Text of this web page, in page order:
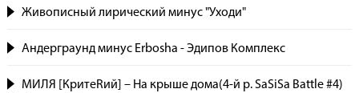
Живописный лирический минус "Уходи"
Андерграунд минус Erbosha - Эдипов Комплекс
МИЛЯ [КритеRий] – На крыше дома(4-й р. SaSiSa Battle #4)